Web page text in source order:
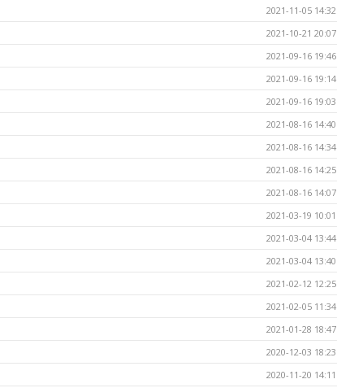
2021-11-05 14:32
2021-10-21 20:07
2021-09-16 19:46
2021-09-16 19:14
2021-09-16 19:03
2021-08-16 14:40
2021-08-16 14:34
2021-08-16 14:25
2021-08-16 14:07
2021-03-19 10:01
2021-03-04 13:44
2021-03-04 13:40
2021-02-12 12:25
2021-02-05 11:34
2021-01-28 18:47
2020-12-03 18:23
2020-11-20 14:11